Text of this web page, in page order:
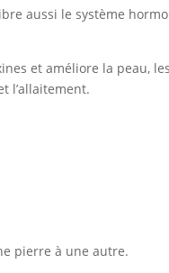
aussi le système
et améliore la peau,
l’allaitement.
pierre à une autre.